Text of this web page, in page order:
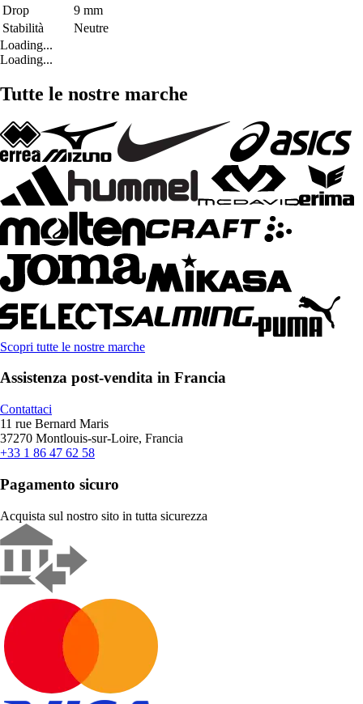
Drop
9 mm
Stabilità
Neutre
Loading...
Loading...
Tutte le nostre marche
Scopri tutte le nostre marche
Assistenza post-vendita in Francia
Contattaci
11 rue Bernard Maris
37270 Montlouis-sur-Loire, Francia
+33 1 86 47 62 58
Pagamento sicuro
Acquista sul nostro sito in tutta sicurezza